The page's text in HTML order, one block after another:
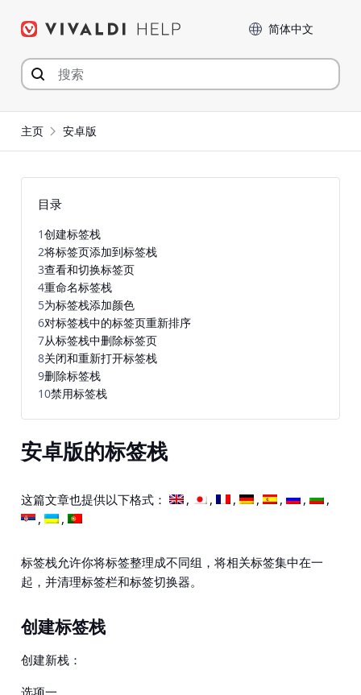
Language
主页 安卓版
安卓版的标签栈
这篇文章也提供以下格式：
标签栈允许你将标签整理成不同组，将相关标签集中在一
起，并清理标签栏和标签切换器。
创建标签栈
创建新栈：
选项一
目录
1创建标签栈
2将标签页添加到标签栈
3查看和切换标签页
4重命名标签栈
5为标签栈添加颜色
6对标签栈中的标签页重新排序
7从标签栈中删除标签页
8关闭和重新打开标签栈
9删除标签栈
10禁用标签栈